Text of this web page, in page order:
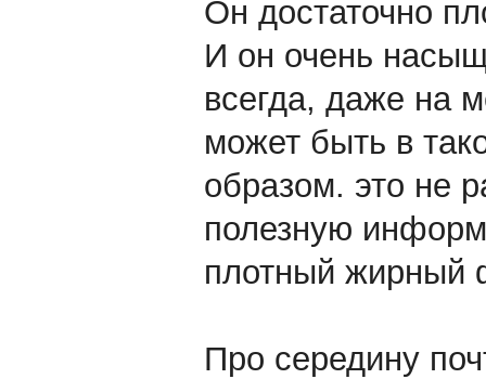
Он достаточно
И он очень
всегда, даже на
может быть в
образом. это не
полезную
плотный жирный
Про середину